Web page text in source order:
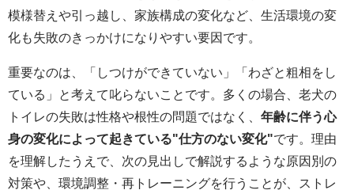
模様替えや引っ越し、家族構成の変化など、生活環境の変
化も失敗のきっかけになりやすい要因です。
重要なのは、「しつけができていない」「わざと粗相をし
ている」と考えて叱らないことです。多くの場合、老犬の
トイレの失敗は性格や根性の問題ではなく、 年齢に伴う心
身の変化によって起きている"仕方のない変化"です。理由
を理解したうえで、次の見出しで解説するような原因別の
対策や、環境調整・再トレーニングを行うことが、ストレ